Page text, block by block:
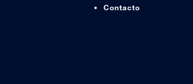
Contacto